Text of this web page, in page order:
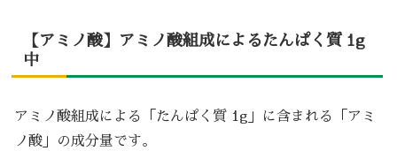
【アミノ酸】アミノ酸組成によるたんぱく質 1g
中
アミノ酸組成による「たんぱく質 1g」に含まれる「アミ
ノ酸」の成分量です。